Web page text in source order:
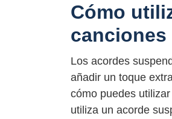
Cómo
canciones
Los acordes
añadir un toque
cómo puedes
utiliza un acorde